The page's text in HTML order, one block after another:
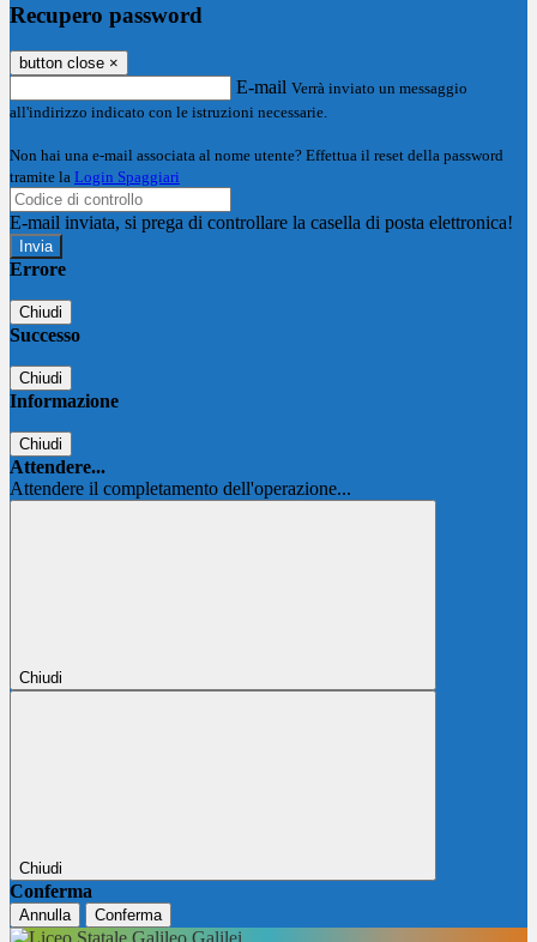
Recupero password
button close ×
E-mail Verrà inviato un messaggio
all'indirizzo indicato con le istruzioni necessarie.
Non hai una e-mail associata al nome utente? Effettua il reset della password
tramite la Login Spaggiari
E-mail inviata, si prega di controllare la casella di posta elettronica!
Errore
Chiudi
Successo
Chiudi
Informazione
Chiudi
Attendere...
Attendere il completamento dell'operazione...
Chiudi
Chiudi
Conferma
Annulla Conferma